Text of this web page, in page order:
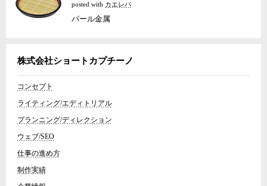
posted with カエレバ
パール金属
株式会社ショートカプチーノ
コンセプト
ライティング/エディトリアル
プランニング/ディレクション
ウェブ/SEO
仕事の進め方
制作実績